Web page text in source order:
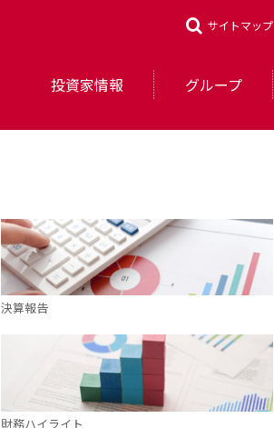
サイトマップ
投資家情報 グループ
決算報告
財務ハイライト